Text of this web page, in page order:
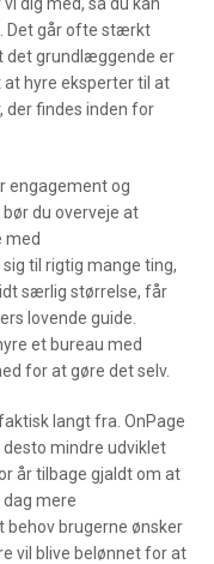
Det går ofte stærkt
det grundlæggende er
hyre eksperter til at
der findes inden for
engagement og
du overveje at
med
til rigtig mange ting,
særlig størrelse, får
lovende guide.
et bureau med
for at gøre det selv.
langt fra. OnPage
mindre udviklet
år tilbage gjaldt om at
mere
brugerne ønsker
vil blive belønnet for at